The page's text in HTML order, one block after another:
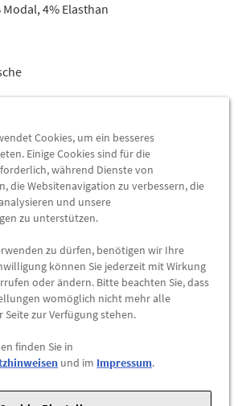
4% Elasthan
interessieren
von Kunden gekauft
Cookies, um ein besseres
Einige Cookies sind für die
während Dienste von
die Websitenavigation zu verbessern, die
und unsere
zu unterstützen.
zu dürfen, benötigen wir Ihre
können Sie jederzeit mit Wirkung
oder ändern. Bitte beachten Sie, dass
womöglich nicht mehr alle
zur Verfügung stehen.
finden Sie in
und im Impressum.